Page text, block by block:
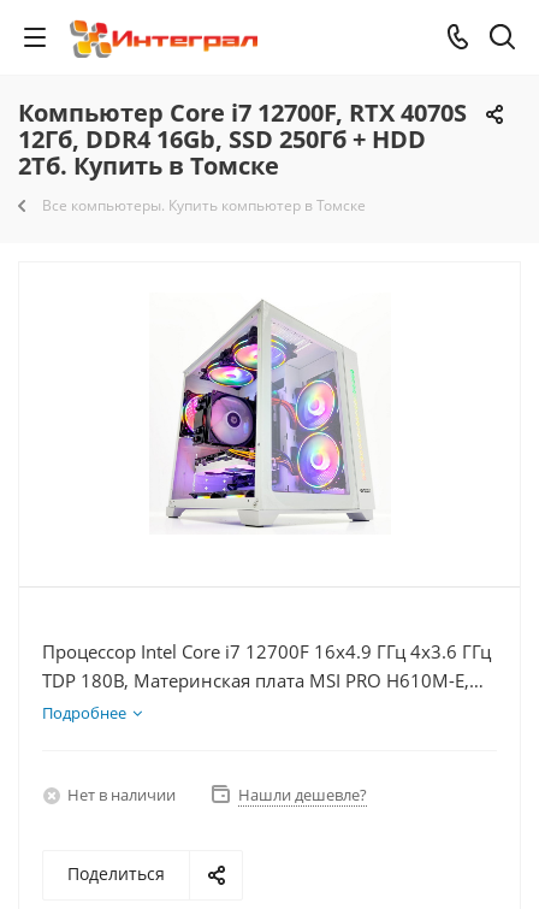
Компьютер Core i7 12700F, RTX 4070S
12Гб, DDR4 16Gb, SSD 250Гб + HDD
2Тб. Купить в Томске
Все компьютеры. Купить компьютер в Томске
Процессор Intel Core i7 12700F 16x4.9 ГГц 4x3.6 ГГц
TDP 180В, Материнская плата MSI PRO H610M-E,
Видеокарта RTX 4070S 12Гб, Память DDR4 16Gb,
Подробнее
Нет в наличии Нашли дешевле?
Поделиться